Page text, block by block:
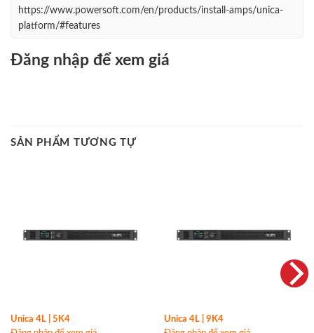
https://www.powersoft.com/en/products/install-amps/unica-
platform/#features
Đăng nhập để xem giá
SẢN PHẨM TƯƠNG TỰ
Unica 4L | 5K4
Unica 4L | 9K4